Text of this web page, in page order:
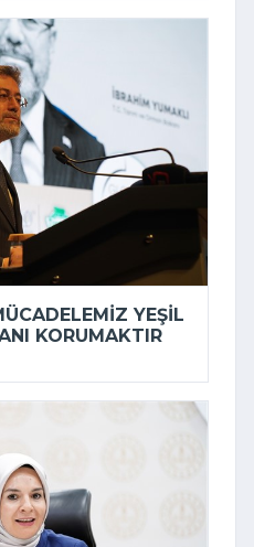
YEŞIL
KORUMAKTIR